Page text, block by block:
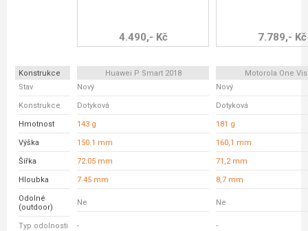
4.490,- Kč 7.789,- Kč
Konstrukce Huawei P Smart 2018
Motorola One
Stav
Nový Nový
Konstrukce Dotyková Dotyková
Hmotnost 143 g 181 g
Výška 150.1 mm 160,1 mm
Šířka 72.05 mm 71,2 mm
Hloubka 7.45 mm 8,7 mm
Odolné
(outdoor)
Ne Ne
Typ odolnosti - -